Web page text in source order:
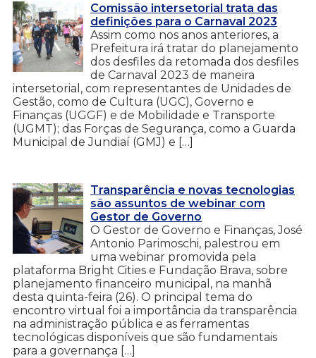
Comissão intersetorial trata das
definições para o Carnaval 2023
Assim como nos anos anteriores, a
Prefeitura irá tratar do planejamento
dos desfiles da retomada dos desfiles
de Carnaval 2023 de maneira
intersetorial, com representantes de Unidades de
Gestão, como de Cultura (UGC), Governo e
Finanças (UGGF) e de Mobilidade e Transporte
(UGMT); das Forças de Segurança, como a Guarda
Municipal de Jundiaí (GMJ) e […]
Transparência e novas tecnologias
são assuntos de webinar com
Gestor de Governo
O Gestor de Governo e Finanças, José
Antonio Parimoschi, palestrou em
uma webinar promovida pela
plataforma Bright Cities e Fundação Brava, sobre
planejamento financeiro municipal, na manhã
desta quinta-feira (26). O principal tema do
encontro virtual foi a importância da transparência
na administração pública e as ferramentas
tecnológicas disponíveis que são fundamentais
para a governança […]